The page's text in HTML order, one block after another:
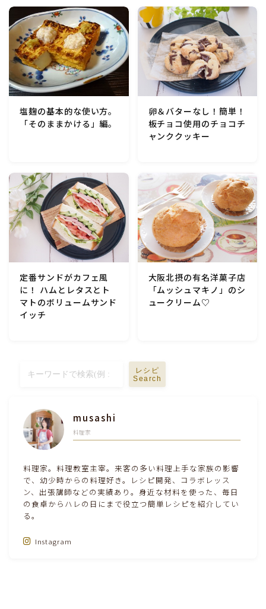
豆腐・厚揚げ・油揚げ・納豆・豆類・豆製品料理
缶詰料理(ツナ・サバ・いわし・ホタテ貝柱・コーン
等)
行事食(おせち・ハロウィン・クリスマス・雛祭り・子
供の日・七夕等)
乾物・海藻・麩料理
漬物・ピクルス・保存食・発酵食品
圧力鍋使用の料理
ソース・ドレッシング・たれ・ディップ類
ドリンク・シロップ・ジャム類
テーブルコーディネート・食器・調理器具
離乳食・キッズメニュー
その他徒然
塩麹の基本的な使い方。
「そのままかける」編。
卵＆バターなし！簡単！
板チョコ使用のチョコチ
ャンククッキー
定番サンドがカフェ風
に！ ハムとレタスとト
マトのボリュームサンド
イッチ
大阪北摂の有名洋菓子店
「ムッシュマキノ」のシ
ュークリーム♡
レシピ
Search
musashi
料理家
料理家。料理教室主宰。来客の多い料理上手な家族の影響
で、幼少時からの料理好き。レシピ開発、コラボレッス
ン、出張講師などの実績あり。身近な材料を使った、毎日
の食卓からハレの日にまで役立つ簡単レシピを紹介してい
る。
Instagram